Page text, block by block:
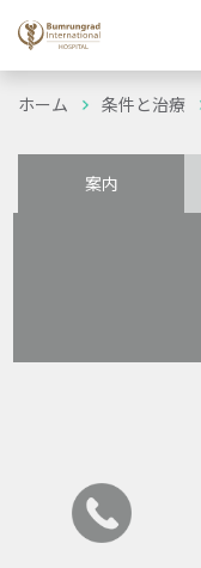
ホーム 条件と治療
案内